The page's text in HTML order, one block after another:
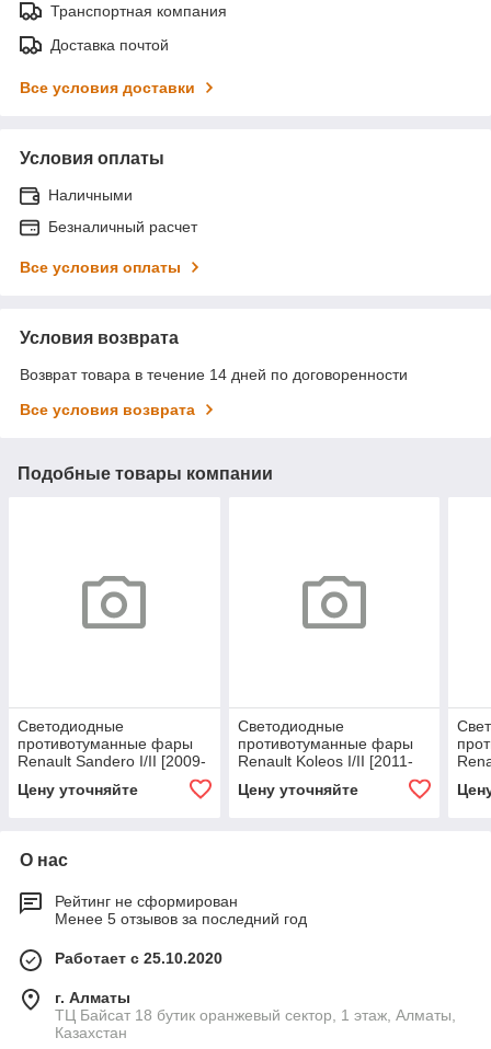
Транспортная компания
Доставка почтой
Все условия доставки
Условия оплаты
Наличными
Безналичный расчет
Все условия оплаты
Условия возврата
Возврат товара в течение 14 дней по договоренности
Все условия возврата
Подобные товары компании
Светодиодные
противотуманные фары
Renault Sandero I/II [2009-
Цену уточняйте
Светодиодные
противотуманные фары
Renault Koleos I/II [2011-
Цену уточняйте
О нас
Рейтинг не сформирован
Менее 5 отзывов за последний год
Работает с 25.10.2020
г. Алматы
ТЦ Байсат 18 бутик оранжевый сектор, 1 этаж, Алматы,
Казахстан